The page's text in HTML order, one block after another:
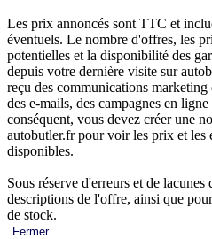
Les prix annoncés sont TTC et
éventuels. Le nombre d'offres, les
potentielles et la disponibilité des
depuis votre dernière visite sur
reçu des communications
des e-mails, des campagnes en
conséquent, vous devez créer une
autobutler.fr pour voir les prix et les
disponibles.
Sous réserve d'erreurs et de
descriptions de l'offre, ainsi que
de stock.
Fermer